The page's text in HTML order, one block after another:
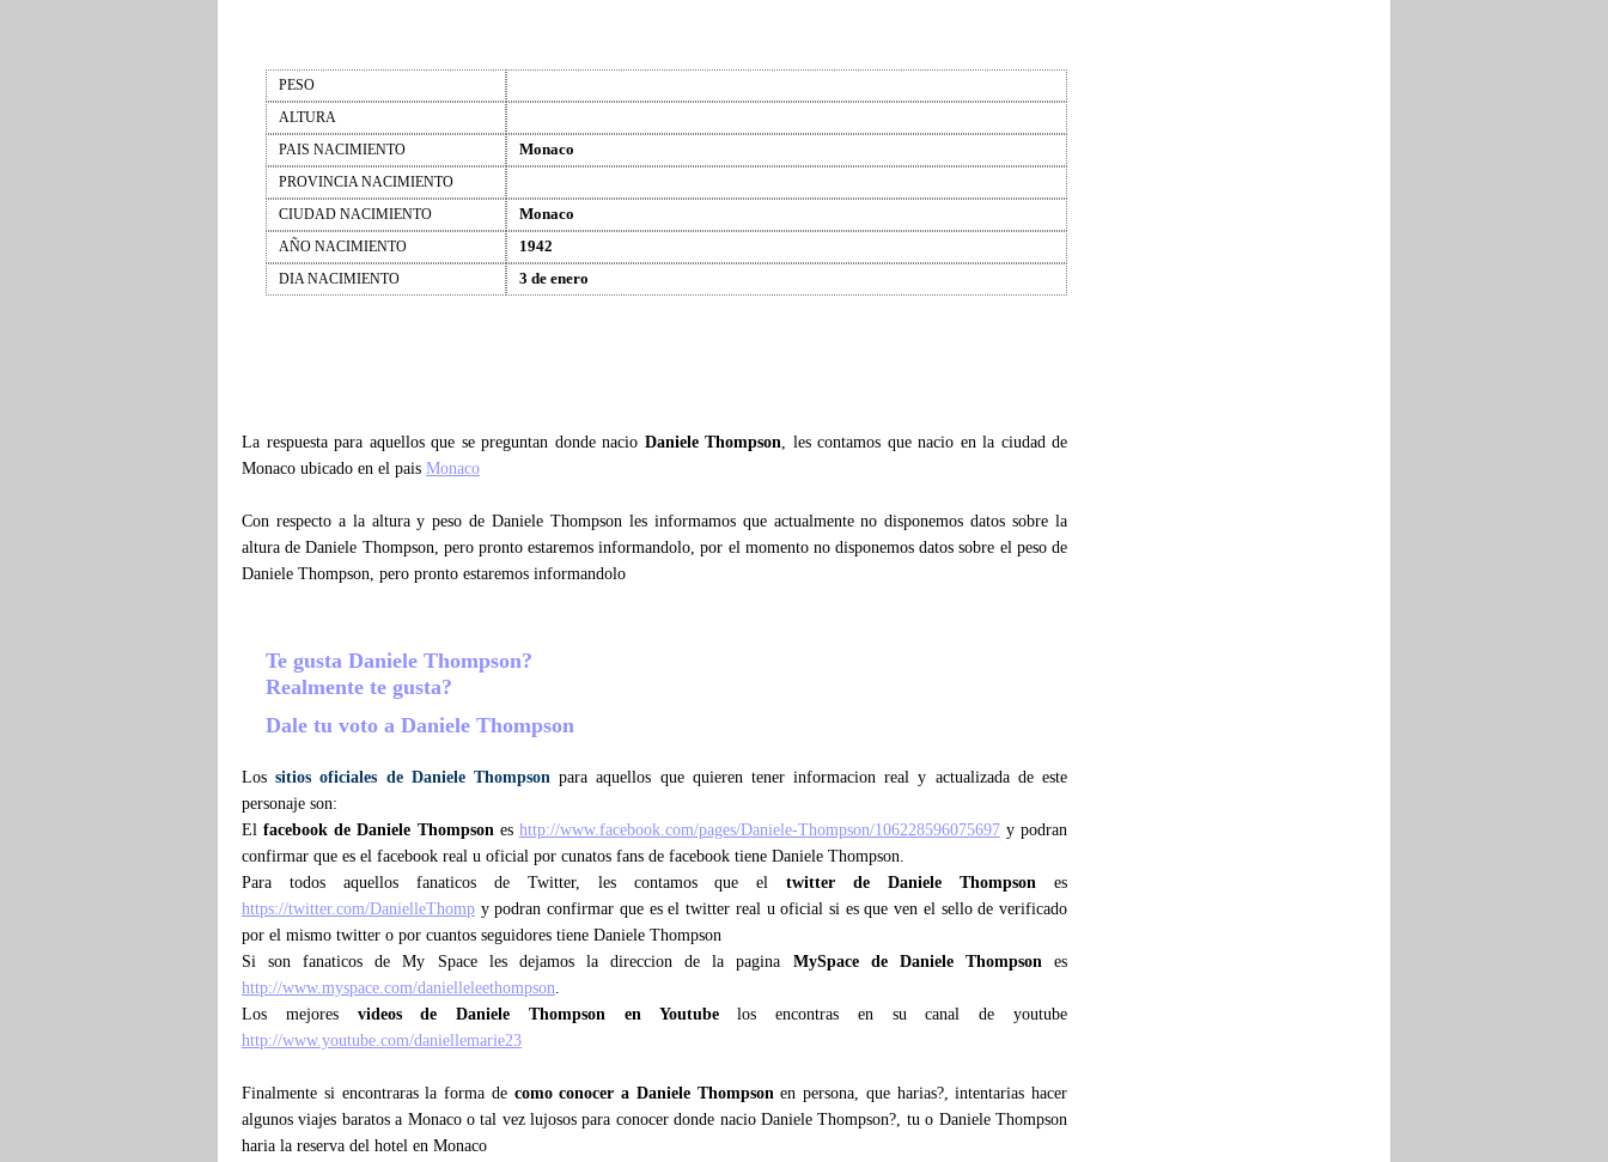
PESO
ALTURA
PAIS NACIMIENTO
Monaco
PROVINCIA NACIMIENTO
CIUDAD NACIMIENTO
Monaco
AÑO NACIMIENTO 1942
DIA NACIMIENTO 3 de enero
La respuesta para aquellos que se preguntan donde nacio Daniele Thompson, les contamos que nacio en la ciudad de
Monaco ubicado en el pais Monaco
Con respecto a la altura y peso de Daniele Thompson les informamos que actualmente no disponemos datos sobre la
altura de Daniele Thompson, pero pronto estaremos informandolo, por el momento no disponemos datos sobre el peso de
Daniele Thompson, pero pronto estaremos informandolo
Te gusta Daniele Thompson?
Realmente te gusta?
Dale tu voto a Daniele Thompson
Lossitios oficiales de Daniele Thompsonpara aquellos que quieren tener informacion real y actualizada de este
personaje son:
Elfacebook de Daniele Thompsones http://www.facebook.com/pages/Daniele-Thompson/106228596075697y podran
confirmar que es el facebook real u oficial por cunatos fans de facebook tiene Daniele Thompson.
Para todos aquellos fanaticos de Twitter, les contamos que eltwitter de Daniele Thompson es
https://twitter.com/DanielleThomp y podran confirmar que es el twitter real u oficial si es que ven el sello de verificado
por el mismo twitter o por cuantos seguidores tiene Daniele Thompson
Si son fanaticos de My Space les dejamos la direccion de la pagina MySpace de Daniele Thompsones
http://www.myspace.com/danielleleethompson.
Los mejores videos de Daniele Thompson en Youtubelos encontras en su canal de youtube
http://www.youtube.com/daniellemarie23
Finalmente si encontraras la forma de como conocer a Daniele Thompsonen persona, que harias?, intentarias hacer
algunos viajes baratos a Monaco o tal vez lujosos para conocer donde nacio Daniele Thompson?, tu o Daniele Thompson
haria la reserva del hotel en Monaco